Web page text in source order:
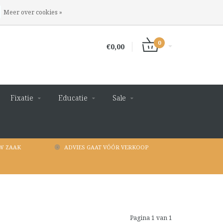
€0,00 0
Fixatie Educatie Sale
ZAAK ADVIES GAAT VÓÓR VERKOOP
Pagina 1 van 1
Meer over cookies »